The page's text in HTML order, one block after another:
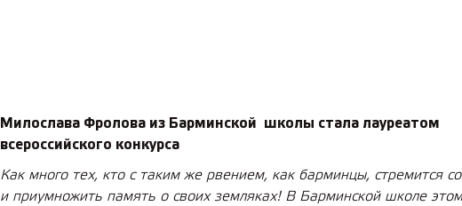
Милослава Фролова из Барминской школы стала лауреатом
всероссийского конкурса
Как много тех, кто с таким же рвением, как барминцы, стремится
и приумножить память о своих земляках! В Барминской школе